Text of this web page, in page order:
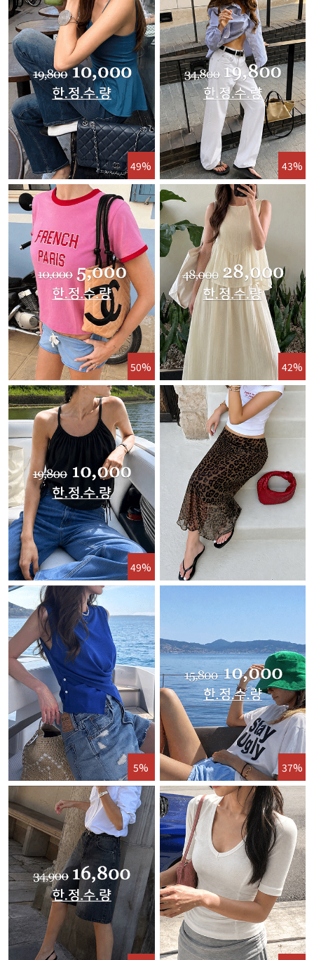
49% 43%
50% 42%
49%
5% 37%